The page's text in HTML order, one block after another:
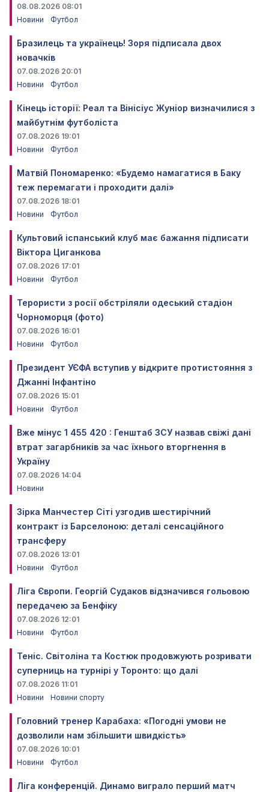
08.08.2026 08:01
Новини
Футбол
Бразилець та українець! Зоря підписала двох
новачків
07.08.2026 20:01
Новини
Футбол
Кінець історії: Реал та Вінісіус Жуніор визначилися з
майбутнім футболіста
07.08.2026 19:01
Новини
Футбол
Матвій Пономаренко: «Будемо намагатися в Баку
теж перемагати і проходити далі»
07.08.2026 18:01
Новини
Футбол
Культовий іспанський клуб має бажання підписати
Віктора Циганкова
07.08.2026 17:01
Новини
Футбол
Терористи з росії обстріляли одеський стадіон
Чорноморця (фото)
07.08.2026 16:01
Новини
Футбол
Президент УЄФА вступив у відкрите протистояння з
Джанні Інфантіно
07.08.2026 15:01
Новини
Футбол
Вже мінус 1 455 420 : Генштаб ЗСУ назвав свіжі дані
втрат загарбників за час їхнього вторгнення в
Україну
07.08.2026 14:04
Новини
Зірка Манчестер Сіті узгодив шестирічний
контракт із Барселоною: деталі сенсаційного
трансферу
07.08.2026 13:01
Новини
Футбол
Ліга Європи. Георгій Судаков відзначився гольовою
передачею за Бенфіку
07.08.2026 12:01
Новини
Футбол
Теніс. Світоліна та Костюк продовжують розривати
суперниць на турнірі у Торонто: що далі
07.08.2026 11:01
Новини
Новини спорту
Головний тренер Карабаха: «Погодні умови не
дозволили нам збільшити швидкість»
07.08.2026 10:01
Новини
Футбол
Ліга конференцій. Динамо виграло перший матч